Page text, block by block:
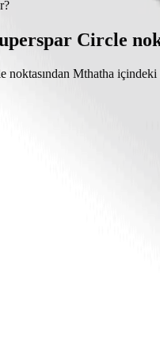
11 dk. sürer.
maliyeti yaklaşık ZAR
Circle
noktasından Mthatha